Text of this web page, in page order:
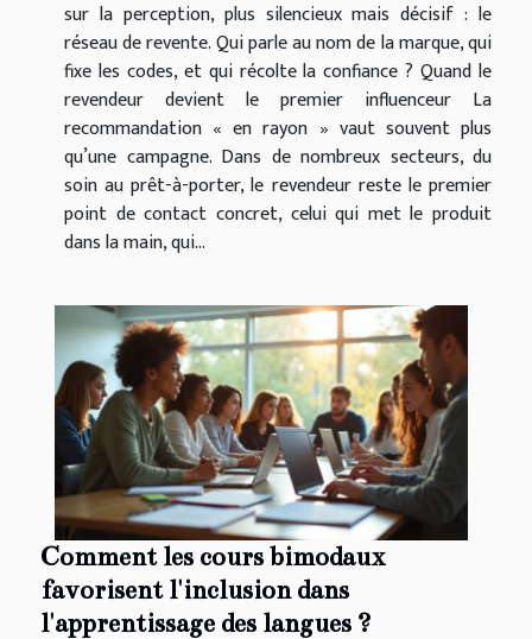
sur la perception, plus silencieux mais décisif : le
réseau de revente. Qui parle au nom de la marque, qui
fixe les codes, et qui récolte la confiance ? Quand le
revendeur devient le premier influenceur La
recommandation « en rayon » vaut souvent plus
qu’une campagne. Dans de nombreux secteurs, du
soin au prêt-à-porter, le revendeur reste le premier
point de contact concret, celui qui met le produit
dans la main, qui...
Comment les cours bimodaux
favorisent l'inclusion dans
l'apprentissage des langues ?